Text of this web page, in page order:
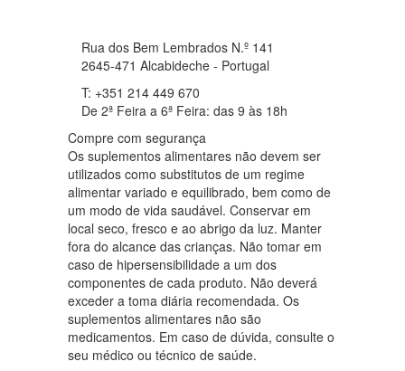
Rua dos Bem Lembrados N.º 141
2645-471 Alcabideche - Portugal
T: +351 214 449 670
De 2ª Feira a 6ª Feira: das 9 às 18h
Compre com segurança
Os suplementos alimentares não devem ser
utilizados como substitutos de um regime
alimentar variado e equilibrado, bem como de
um modo de vida saudável. Conservar em
local seco, fresco e ao abrigo da luz. Manter
fora do alcance das crianças. Não tomar em
caso de hipersensibilidade a um dos
componentes de cada produto. Não deverá
exceder a toma diária recomendada. Os
suplementos alimentares não são
medicamentos. Em caso de dúvida, consulte o
seu médico ou técnico de saúde.